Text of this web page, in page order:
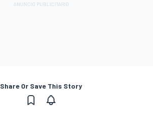
Share Or Save This Story